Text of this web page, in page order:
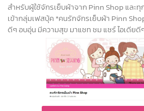
สำหรับผู้ใช้จักรเย็บผ้าจาก Pinn Shop และ
เข้ากลุ่มเฟสบุ้ค *คนรักจักรเย็บผ้า Pinn
ดีๆ อบอุ่น มีความสุข มาแชท ชม แชร์ ไอเดียดี